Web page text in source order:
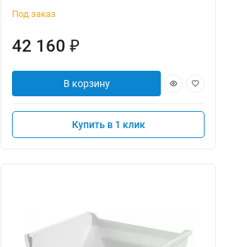
Под заказ
42 160₽
В корзину
Купить в 1 клик